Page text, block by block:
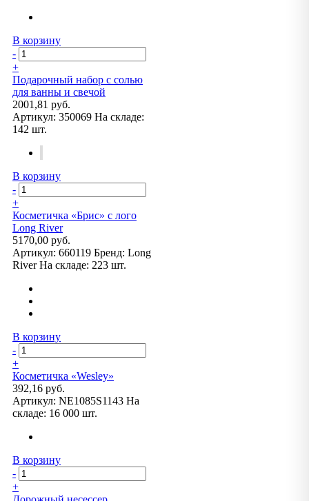
В корзину
-
+
Подарочный набор с солью
для ванны и свечой
2001,81 руб.
Артикул: 350069 На складе:
142 шт.
В корзину
-
+
Косметичка «Брис» с лого
Long River
5170,00 руб.
Артикул: 660119 Бренд: Long
River На складе: 223 шт.
В корзину
-
+
Косметичка «Wesley»
392,16 руб.
Артикул: NE1085S1143 На
складе: 16 000 шт.
В корзину
-
+